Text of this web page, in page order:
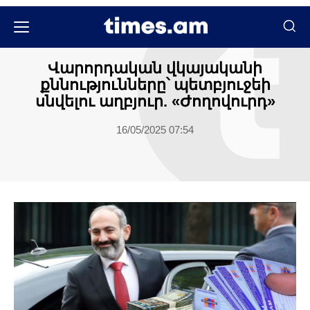
Վարորդական վկայականի
քննությունները՝ պետբյուջեի
սնվելու աղբյուր. «Ժողովուրդ»
16/05/2025 07:54